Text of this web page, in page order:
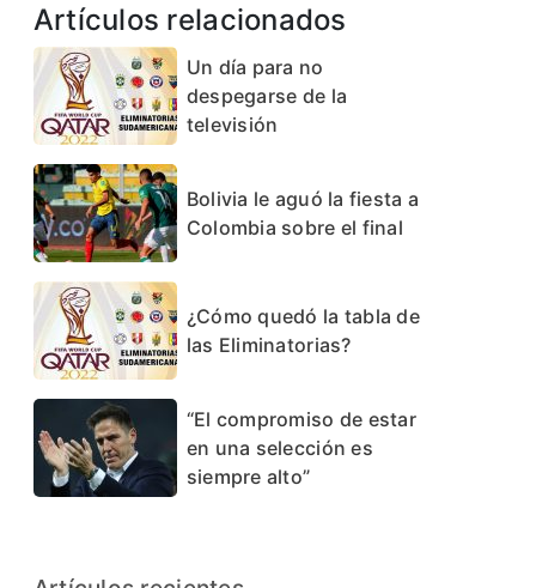
Artículos relacionados
Un día para no
despegarse de la
televisión
Bolivia le aguó la fiesta a
Colombia sobre el final
¿Cómo quedó la tabla de
las Eliminatorias?
“El compromiso de estar
en una selección es
siempre alto”